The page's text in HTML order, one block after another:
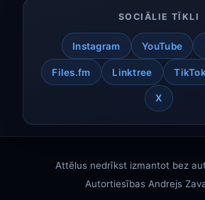
SOCIĀLIE TĪKLI
Instagram YouTube
Files.fm Linktree TikTok
X
Attēlus nedrīkst izmantot bez
Autortiesības Andrejs